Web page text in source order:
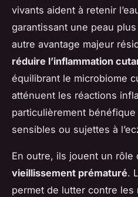
vivants aident à retenir
garantissant une peau
autre avantage majeur
réduire l’inflammation
équilibrant le microbiome
atténuent les réactions
particulièrement
sensibles ou sujettes à
En outre, ils jouent un rôle
vieillissement prématuré.
permet de lutter contre les